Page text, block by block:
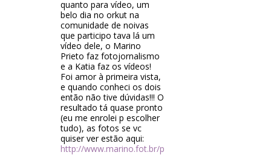
quanto para vídeo, um
belo dia no orkut na
comunidade de noivas
que participo tava lá um
vídeo dele, o Marino
Prieto faz fotojornalismo
e a Katia faz os vídeos!
Foi amor à primeira vista,
e quando conheci os dois
então não tive dúvidas!!! O
resultado tá quase pronto
(eu me enrolei p escolher
tudo), as fotos se vc
quiser ver estão aqui:
http://www.marino.fot.br/p